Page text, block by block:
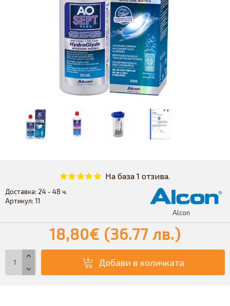
Доставка: 24 - 48 ч.
Артикул: 11
Alcon
На база 1 отзива.
18,80€ (36.77 лв.)
Добави в количката